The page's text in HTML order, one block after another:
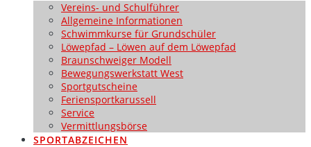
Vereins- und Schulführer
Allgemeine Informationen
Schwimmkurse für Grundschüler
Löwepfad – Löwen auf dem Löwepfad
Braunschweiger Modell
Bewegungswerkstatt West
Sportgutscheine
Feriensportkarussell
Service
Vermittlungsbörse
SPORTABZEICHEN